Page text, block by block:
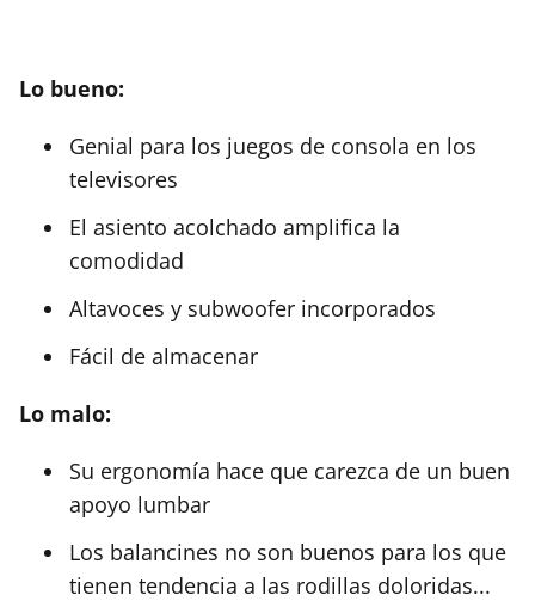
Lo bueno:
Genial para los juegos de consola en los
televisores
El asiento acolchado amplifica la
comodidad
Altavoces y subwoofer incorporados
Fácil de almacenar
Lo malo:
Su ergonomía hace que carezca de un buen
apoyo lumbar
Los balancines no son buenos para los que
tienen tendencia a las rodillas doloridas...